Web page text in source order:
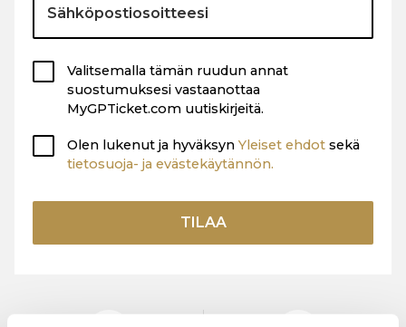
Valitsemalla tämän ruudun annat
suostumuksesi vastaanottaa
MyGPTicket.com uutiskirjeitä.
Olen lukenut ja hyväksyn Yleiset ehdotsekä
tietosuoja- ja evästekäytännön.
TILAA